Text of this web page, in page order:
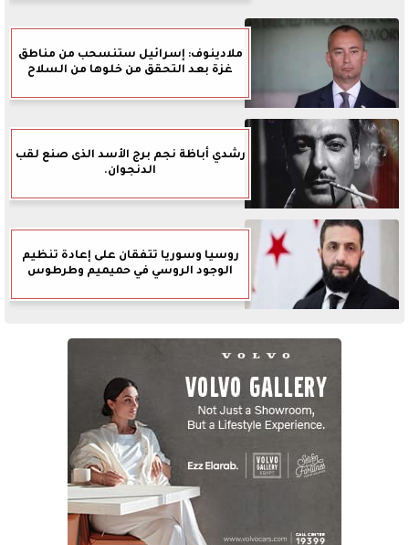
ملادينوف: إسرائيل ستنسحب من مناطق
غزة بعد التحقق من خلوها من السلاح
رشدي أباظة نجم برج الأسد الذى صنع لقب
الدنجوان.
روسيا وسوريا تتفقان على إعادة تنظيم
الوجود الروسي في حميميم وطرطوس